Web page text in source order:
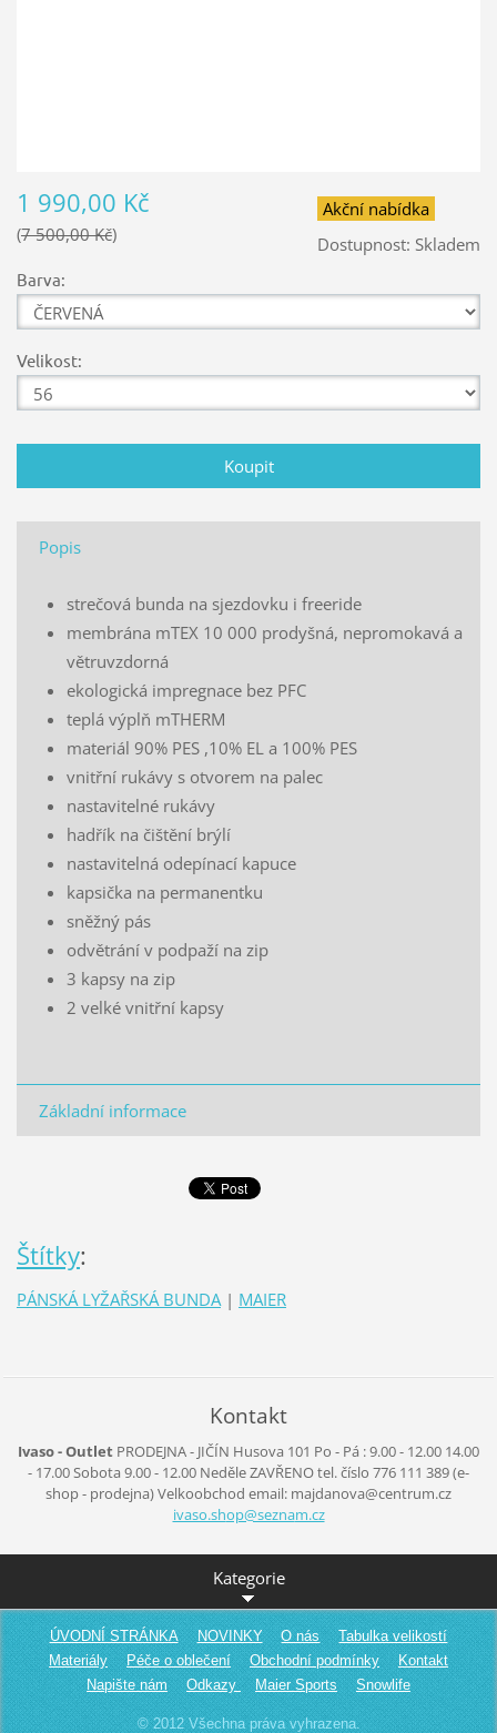
Akční nabídka
Dostupnost: Skladem
1 990,00 Kč
7 500,00 Kč
Barva:
Velikost:
Popis
strečová bunda na sjezdovku i freeride
membrána mTEX 10 000 prodyšná, nepromokavá a
větruvzdorná
ekologická impregnace bez PFC
teplá výplň mTHERM
materiál 90% PES ,10% EL a 100% PES
vnitřní rukávy s otvorem na palec
nastavitelné rukávy
hadřík na čištění brýlí
nastavitelná odepínací kapuce
kapsička na permanentku
sněžný pás
odvětrání v podpaží na zip
3 kapsy na zip
2 velké vnitřní kapsy
Základní informace
Štítky:
PÁNSKÁ LYŽAŘSKÁ BUNDA | MAIER
Kontakt
Ivaso - Outlet PRODEJNA - JIČÍN Husova 101 Po - Pá :9.00 - 12.00 14.00
- 17.00Sobota 9.00 - 12.00 NeděleZAVŘENOtel. číslo 776 111 389(e-
shop - prodejna)Velkoobchod email: majdanova@centrum.cz
ivaso.shop@seznam.cz
Kategorie
ÚVODNÍ STRÁNKA NOVINKY O nás
Tabulka velikostí
Materiály
Péče o oblečení Obchodní podmínky
Kontakt
Napište nám
Odkazy Maier Sports Snowlife
© 2012 Všechna práva vyhrazena.